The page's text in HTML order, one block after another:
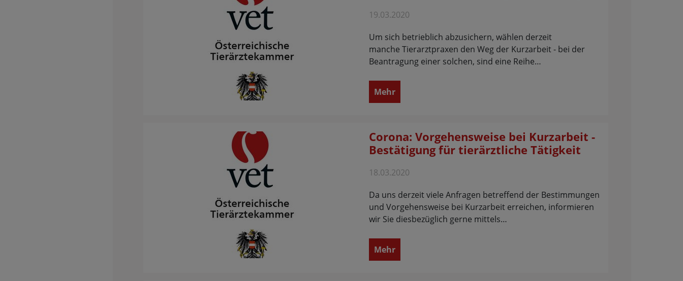
19.03.2020
Um sich betrieblich abzusichern, wählen derzeit
manche Tierarztpraxen den Weg der Kurzarbeit - bei der
Beantragung einer solchen, sind eine Reihe…
Mehr
Corona: Vorgehensweise bei Kurzarbeit -
Bestätigung für tierärztliche Tätigkeit
18.03.2020
Da uns derzeit viele Anfragen betreffend der Bestimmungen
und Vorgehensweise bei Kurzarbeit erreichen, informieren
wir Sie diesbezüglich gerne mittels…
Mehr